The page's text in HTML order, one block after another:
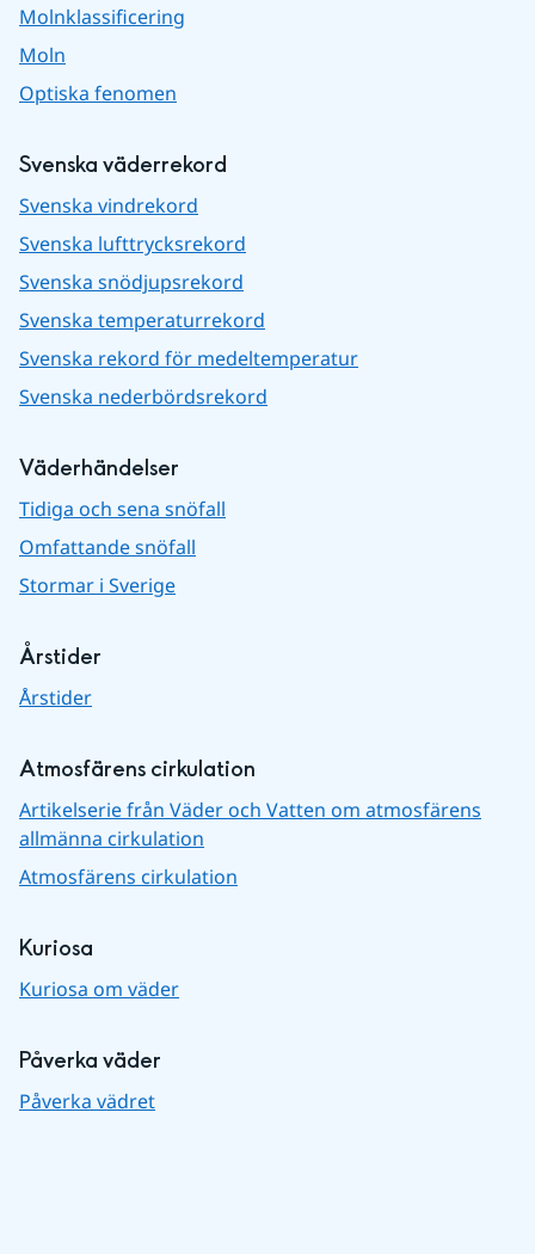
Molnklassificering
Moln
Optiska fenomen
Svenska väderrekord
Svenska vindrekord
Svenska lufttrycksrekord
Svenska snödjupsrekord
Svenska temperaturrekord
Svenska rekord för medeltemperatur
Svenska nederbördsrekord
Väderhändelser
Tidiga och sena snöfall
Omfattande snöfall
Stormar i Sverige
Årstider
Årstider
Atmosfärens cirkulation
Artikelserie från Väder och Vatten om atmosfärens
allmänna cirkulation
Atmosfärens cirkulation
Kuriosa
Kuriosa om väder
Påverka väder
Påverka vädret